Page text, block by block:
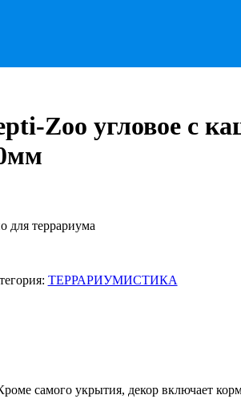
Zoo угловое с
для террариума
ТЕРРАРИУМИСТИКА
самого укрытия, декор включает